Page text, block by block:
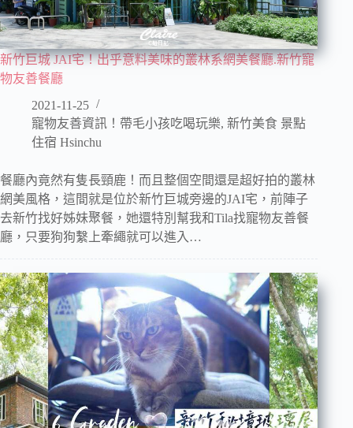
新竹巨城 JAI宅！出乎意料美味的叢林系網美餐廳.新竹寵
物友善餐廳
2021-11-25
寵物友善資訊！帶毛小孩吃喝玩樂, 新竹美食 景點
住宿 Hsinchu
餐廳內竟然有隻長頸鹿！而且整個空間還是超好拍的叢林
網美風格，這間就是位於新竹巨城旁邊的JAI宅，前陣子
去新竹找好姊妹聚餐，她還特別幫我和Tila找寵物友善餐
廳，只要狗狗繫上牽繩就可以進入…